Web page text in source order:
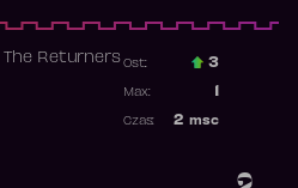
The Returners Ost.: 3
Max:
2 msc
Czas: